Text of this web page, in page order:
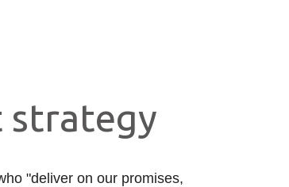
strategy
"deliver on our promises,